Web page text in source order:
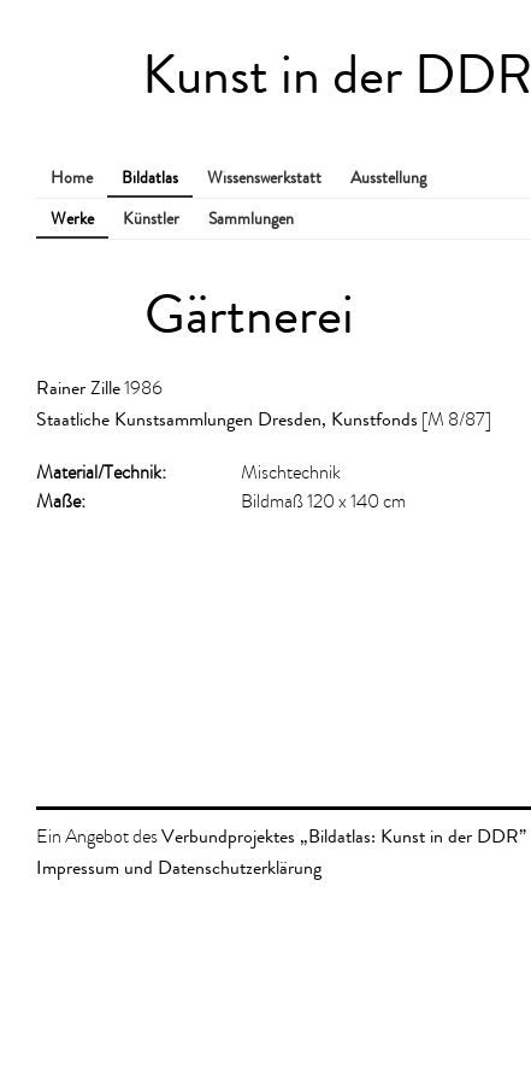
Kunst in der DDR
Home Bildatlas Wissenswerkstatt
Ausstellung
Werke
Künstler Sammlungen
Gärtnerei
Rainer Zille1986
Staatliche Kunstsammlungen Dresden, Kunstfonds [M 8/87]
Material/​Technik:
Mischtechnik
Maße:
Bildmaß 120 x 140 cm
Ein Angebot desVerbundprojektes „Bildatlas: Kunst in der DDR”
Impressum und Datenschutzerklärung